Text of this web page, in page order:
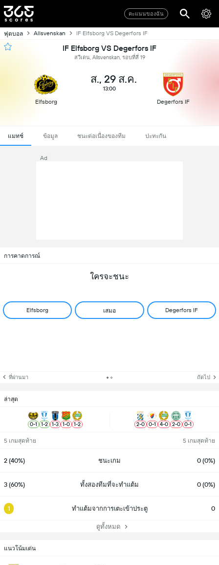
คะแนนของฉัน
ฟุตบอล Allsvenskan IF Elfsborg VS Degerfors IF
IF Elfsborg VS Degerfors IF
สวีเดน, Allsvenskan, รอบที่สี่ 19
Elfsborg
ส., 29 ส.ค.
13:00
Degerfors IF
แมทช์ ข้อมูล ชนะต่อเนื่องของทีม ปะทะกัน
Ad
การคาดการณ์
ใครจะชนะ
Elfsborg เสมอ Degerfors IF
ที่ผ่านมา ถัดไป
ล่าสุด
0-1 1-2 1-3 1-0 1-2 2-0 0-1 4-0 2-0 0-1
5 เกมสุดท้าย 5 เกมสุดท้าย
2 (40%) ชนะเกม 0 (0%)
3 (60%) ทั้งสองทีมที่จะทำแต้ม 0 (0%)
1 ทำแต้มจากการเตะเข้าประตู 0
ดูทั้งหมด
แนวโน้มเด่น